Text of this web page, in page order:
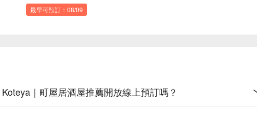
最早可預訂：08/09
｜町屋居酒屋推薦開放線上預訂嗎？